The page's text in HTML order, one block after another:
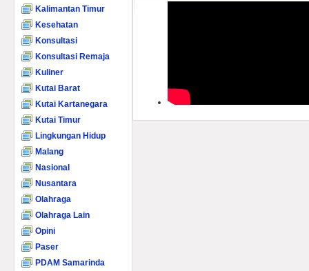
Kalimantan Timur
Kesehatan
Konsultasi
Konsultasi Remaja
Kuliner
Kutai Barat
Kutai Kartanegara
Kutai Timur
Lingkungan Hidup
Malang
Nasional
Nusantara
Olahraga
Olahraga Lain
Opini
Paser
PDAM Samarinda